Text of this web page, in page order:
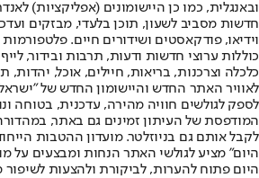
חדשות מסביב לשעון, תוכן בלעדי, מבזקים
וידיאו, פודקאסטים ושידורים חיים.
כוללות ערוצי חדשות ודעות, תרבות ובידור,
לאוויר האתר החדש והיישומון החדש של
לספק לגולשים חוויה מהירה, עדכנית, בטוחה
המודפסת של העיתון זמינים גם באתר,
לקבל אותם גם בניוזלטר. מועדון ההטבות
היום" מציע לגולשי האתר הנחות ומבצעים על
היום פתוח להערות, לביקורת ולהצעות לשיפור